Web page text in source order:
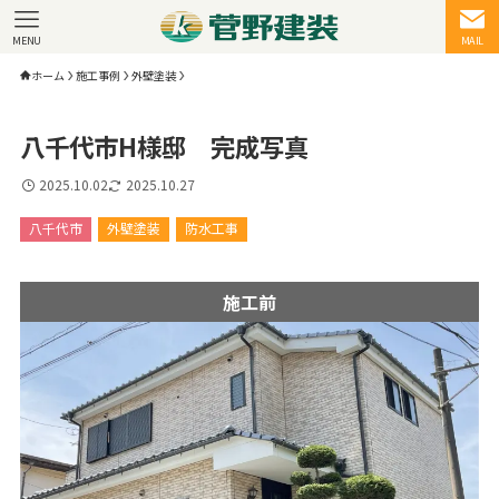
MAIL
MENU
ホーム 施工事例 外壁塗装
八千代市H様邸 完成写真
2025.10.02 2025.10.27
八千代市 外壁塗装 防水工事
施工前